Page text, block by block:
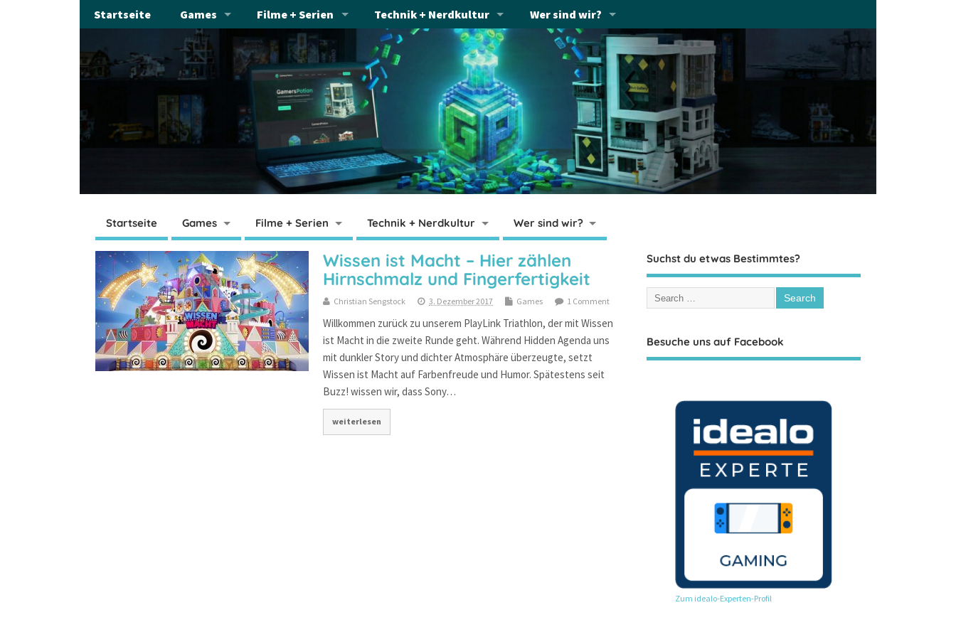
Startseite Games Filme + Serien Technik + Nerdkultur Wer sind wir?
Startseite Games Filme + Serien Technik + Nerdkultur Wer sind wir?
Wissen ist Macht – Hier zählen
Hirnschmalz und Fingerfertigkeit
Christian Sengstock 3. Dezember 2017 Games 1 Comment
Willkommen zurück zu unserem PlayLink Triathlon, der mit Wissen
ist Macht in die zweite Runde geht. Während Hidden Agenda uns
mit dunkler Story und dichter Atmosphäre überzeugte, setzt
Wissen ist Macht auf Farbenfreude und Humor. Spätestens seit
Buzz! wissen wir, dass Sony…
weiterlesen
Suchst du etwas Bestimmtes?
Besuche uns auf Facebook
Zum idealo-Experten-Profil